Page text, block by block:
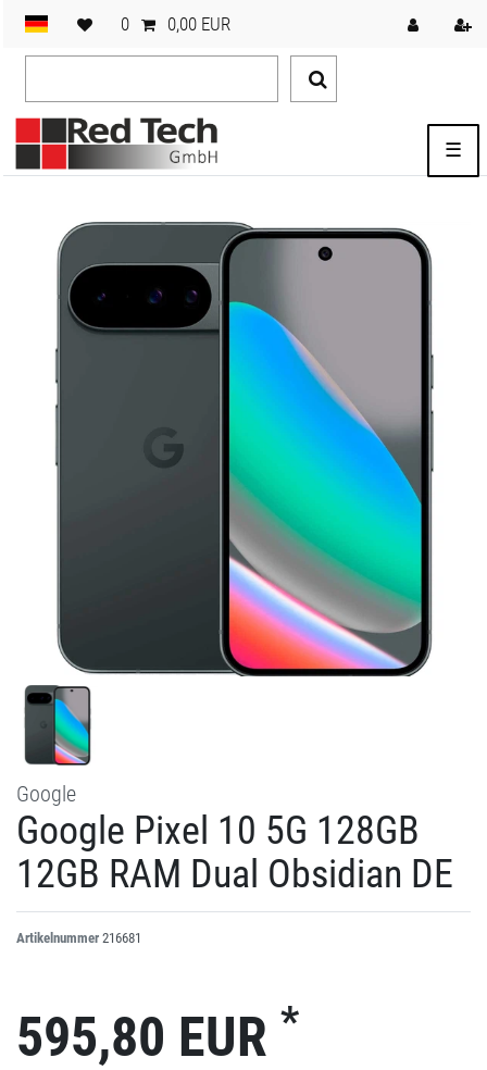
0 0,00 EUR
☰
Google
Google Pixel 10 5G 128GB
12GB RAM Dual Obsidian DE
Artikelnummer 216681
595,80 EUR *